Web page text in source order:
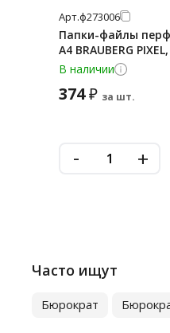
Арт.ф273006
Папки-файлы
А4 BRAUBERG
В наличии
374₽ за шт.
- +
Часто ищут
Бюрократ